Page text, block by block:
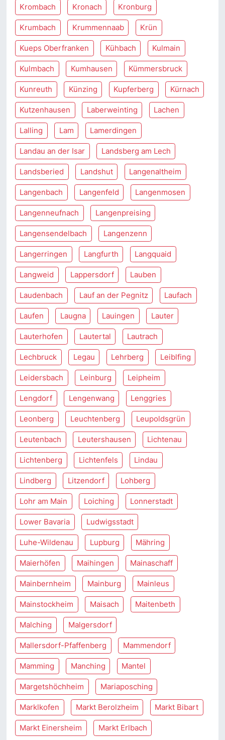
Krombach Kronach Kronburg
Krumbach Krummennaab Krün
Kueps Oberfranken Kühbach Kulmain
Kulmbach Kumhausen Kümmersbruck
Kunreuth Künzing Kupferberg Kürnach
Kutzenhausen Laberweinting Lachen
Lalling Lam Lamerdingen
Landau an der Isar Landsberg am Lech
Landsberied Landshut Langenaltheim
Langenbach Langenfeld Langenmosen
Langenneufnach Langenpreising
Langensendelbach Langenzenn
Langerringen Langfurth Langquaid
Langweid Lappersdorf Lauben
Laudenbach Lauf an der Pegnitz Laufach
Laufen Laugna Lauingen Lauter
Lauterhofen Lautertal Lautrach
Lechbruck Legau Lehrberg Leiblfing
Leidersbach Leinburg Leipheim
Lengdorf Lengenwang Lenggries
Leonberg Leuchtenberg Leupoldsgrün
Leutenbach Leutershausen Lichtenau
Lichtenberg Lichtenfels Lindau
Lindberg Litzendorf Lohberg
Lohr am Main Loiching Lonnerstadt
Lower Bavaria Ludwigsstadt
Luhe-Wildenau Lupburg Mähring
Maierhöfen Maihingen Mainaschaff
Mainbernheim Mainburg Mainleus
Mainstockheim Maisach Maitenbeth
Malching Malgersdorf
Mallersdorf-Pfaffenberg Mammendorf
Mamming Manching Mantel
Margetshöchheim Mariaposching
Marklkofen Markt Berolzheim Markt Bibart
Markt Einersheim Markt Erlbach